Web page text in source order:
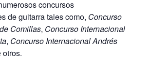
concursos
de guitarra tales como, Concurso
Comillas, Concurso Internacional
, Concurso Internacional Andrés